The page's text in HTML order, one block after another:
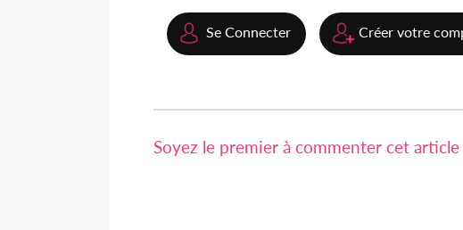
Se Connecter Créer votre
Soyez le premier à commenter cet article